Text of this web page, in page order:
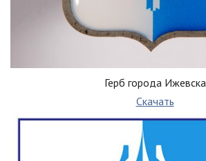
Герб города Ижевска
Скачать